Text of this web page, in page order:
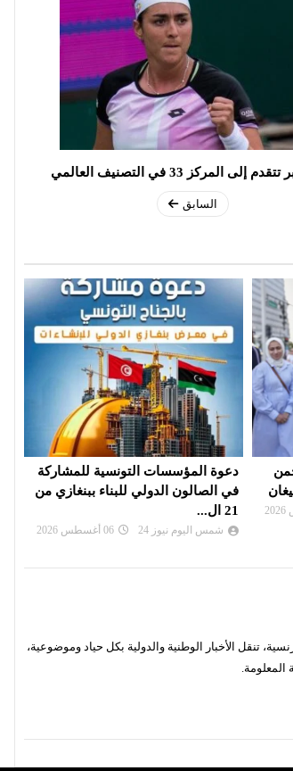
إلى المركز 33 في التصنيف العالمي
السابق
من
ايران : مفاوضات «هرمز» تقترب من
اتفاق على مسار لعبور السفن
شمس اليوم نيوز 24
تنقل الأخبار الوطنية والدولية بكل حياد وموضوعية،